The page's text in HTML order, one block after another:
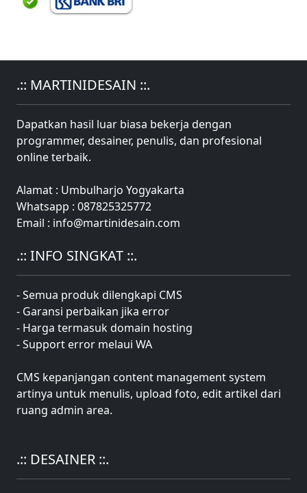
.:: MARTINIDESAIN ::.
Dapatkan hasil luar biasa bekerja dengan
programmer, desainer, penulis, dan profesional
online terbaik.
Alamat : Umbulharjo Yogyakarta
Whatsapp : 087825325772
Email : info@martinidesain.com
.:: INFO SINGKAT ::.
- Semua produk dilengkapi CMS
- Garansi perbaikan jika error
- Harga termasuk domain hosting
- Support error melaui WA
CMS kepanjangan content management system
artinya untuk menulis, upload foto, edit artikel dari
ruang admin area.
.:: DESAINER ::.